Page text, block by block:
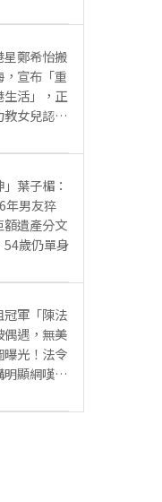
星鄭希怡搬
，宣布「重
生活」，正
教女兒認繁
」葉子楣：
年男友猝
額遺產分文
54歲仍單身
冠軍「陳法
偶遇，無美
曝光！法令
明顯網嘆：